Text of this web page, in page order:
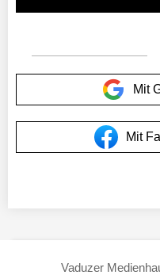
Mit
Mit
Vaduzer